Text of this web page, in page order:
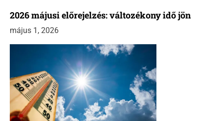
2026 májusi előrejelzés: változékony idő jön
május 1, 2026